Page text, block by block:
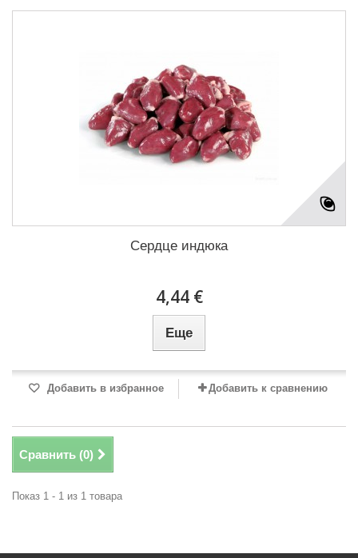
Сердце индюка
4,44 €
Еще
Добавить в избранное Добавить к сравнению
Сравнить (0)
Показ 1 - 1 из 1 товара